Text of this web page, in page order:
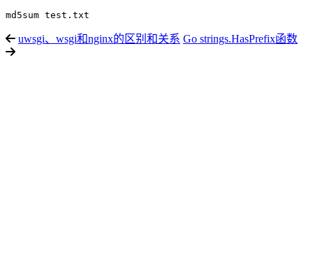
uwsgi、wsgi和nginx的区别和关系 Go strings.HasPrefix函数